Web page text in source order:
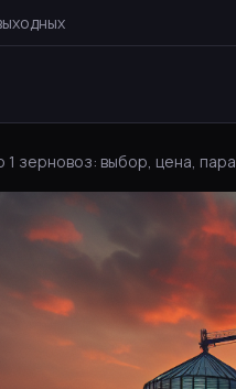
1 зерновоз: выбор, цена,